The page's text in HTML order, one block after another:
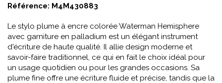
Référence: M4M430883
Le stylo plume à encre colorée Waterman Hemisphere
avec garniture en palladium est un élégant instrument
d'écriture de haute qualité. Il allie design moderne et
savoir-faire traditionnel, ce qui en fait le choix idéal pour
un usage quotidien ou pour les grandes occasions. Sa
plume fine offre une écriture fluide et précise, tandis que la